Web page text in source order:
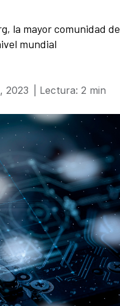
la mayor comunidad de
mundial
2023 | Lectura: 2 min